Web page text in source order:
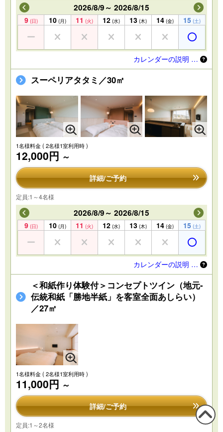
2026/8/9～ 2026/8/15
9 (日) 10 (月) 11 (火) 12 (水) 13 (木) 14 (金) 15 (土)
カレンダーの説明 …
スーペリアタタミ／30㎡
1名様料金( 2名様1室利用時 )
12,000円 ～
詳細/ご予約
定員:1～4名様
2026/8/9～ 2026/8/15
9 (日) 10 (月) 11 (火) 12 (水) 13 (木) 14 (金) 15 (土)
カレンダーの説明 …
＜和紙作り体験付＞コンセプトツイン（地元-
伝統和紙「勝地半紙」を客室全面あしらい）
／27㎡
1名様料金( 2名様1室利用時 )
11,000円 ～
詳細/ご予約
定員:1～2名様